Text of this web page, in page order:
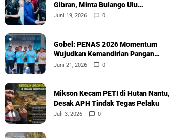
Gibran, Minta Bulango Ulu
Diprioritaskan
Juni 19, 2026 0
Gobel: PENAS 2026 Momentum
Wujudkan Kemandirian Pangan
Nasional
Juni 21, 2026 0
Mikson Kecam PETI di Hutan Nantu,
Desak APH Tindak Tegas Pelaku
Juli 3, 2026 0